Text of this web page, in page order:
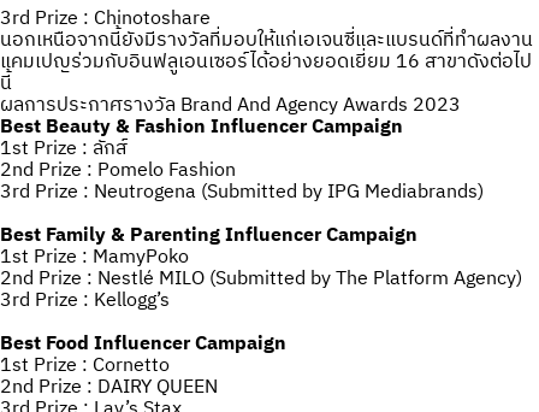
3rd Prize : Chinotoshare
นอกเหนือจากนี้ยังมีรางวัลที่มอบให้แก่เอเจนซี่และแบรนด์ที่ทำผลงาน
แคมเปญร่วมกับอินฟลูเอนเซอร์ได้อย่างยอดเยี่ยม 16 สาขาดังต่อไป
นี้
ผลการประกาศรางวัล Brand And Agency Awards 2023
Best Beauty & Fashion Influencer Campaign
1st Prize : ลักส์
2nd Prize : Pomelo Fashion
3rd Prize : Neutrogena (Submitted by IPG Mediabrands)
Best Family & Parenting Influencer Campaign
1st Prize : MamyPoko
2nd Prize : Nestlé MILO (Submitted by The Platform Agency)
3rd Prize : Kellogg’s
Best Food Influencer Campaign
1st Prize : Cornetto
2nd Prize : DAIRY QUEEN